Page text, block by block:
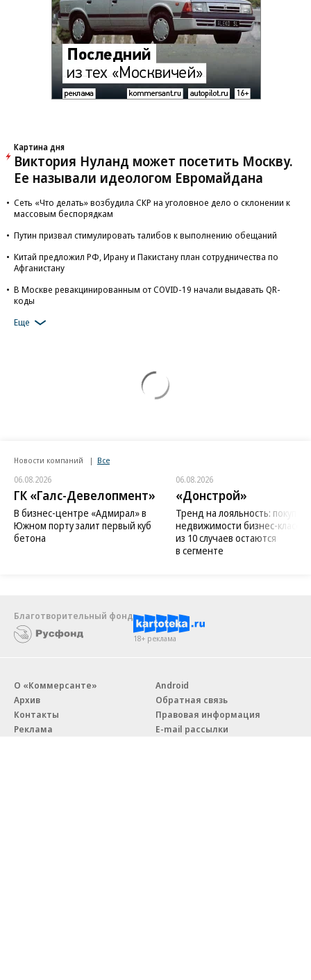
Картина дня
Виктория Нуланд может посетить Москву.
Ее называли идеологом Евромайдана
Сеть «Что делать» возбудила СКР на уголовное дело о склонении к
массовым беспорядкам
Путин призвал стимулировать талибов к выполнению обещаний
Китай предложил РФ, Ирану и Пакистану план сотрудничества по
Афганистану
В Москве ревакцинированным от COVID-19 начали выдавать QR-
коды
Еще
Новости компаний Все
06.08.2026
ГК «Галс-Девелопмент»
В бизнес-центре «Адмирал» в
Южном порту залит первый куб
бетона
06.08.2026
«Донстрой»
Тренд на лояльность:
недвижимости бизнес-класса
из 10 случаев остаются
в сегменте
Благотворительный фонд
18+ реклама
О «Коммерсанте»
Архив
Контакты
Реклама
Android
Обратная связь
Правовая информация
E-mail рассылки